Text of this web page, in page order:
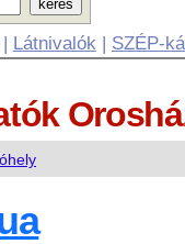
| Látnivalók | SZÉP-